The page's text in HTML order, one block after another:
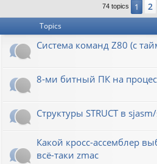
74 topics 1 2
Topics
Система команд Z80 (с
8-ми битный ПК на
Структуры STRUCT в
Какой кросс-ассемблер
всё-таки zmac